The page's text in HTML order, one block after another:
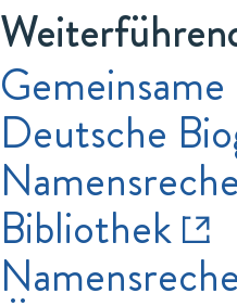
Deutsche
Bibliothek